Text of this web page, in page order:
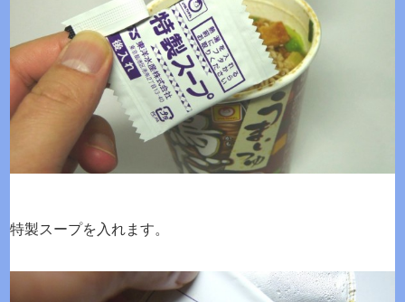
特製スープを入れます。